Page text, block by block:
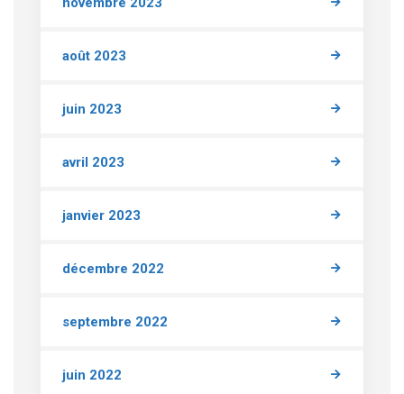
août 2023
juin 2023
avril 2023
janvier 2023
décembre 2022
septembre 2022
juin 2022